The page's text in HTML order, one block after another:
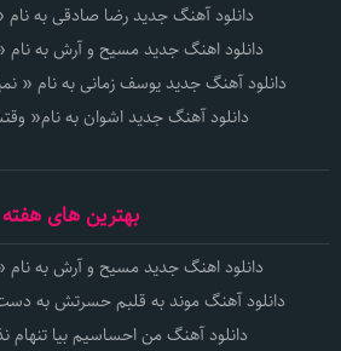
دانلود آهنگ جدید رضا صادقی به
دانلود اهنگ جدید مسیح و آرش به نام
دانلود آهنگ جدید یوسف زمانی به نام «
دانلود آهنگ جدید اشوان به نام«
بهترین های هفته
دانلود اهنگ جدید مسیح و آرش به نام
دانلود آهنگ موند به قلبم حسرتش به
دانلود آهنگ من احساسیم بیا تنهام